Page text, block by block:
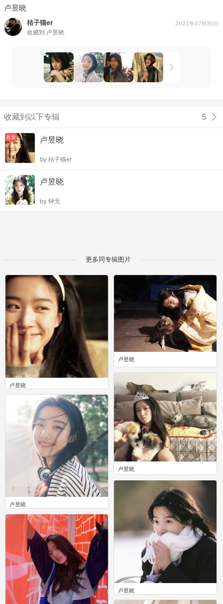
卢昱晓
桔子猫er
收藏到 卢昱晓
2022年07月30日
收藏到以下专辑 5
首发 卢昱晓
by 桔子猫er
卢昱晓
by 钟无
更多同专辑图片
卢昱晓
0
卢昱晓
0
卢昱晓
0
卢昱晓
0
卢昱晓
0